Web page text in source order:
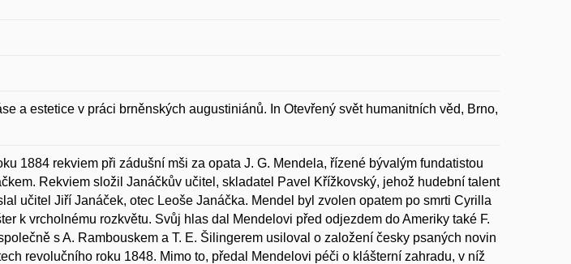
a estetice v práci brněnských augustiniánů. In Otevřený svět humanitních věd, Brno,
1884 rekviem při zádušní mši za opata J. G. Mendela, řízené bývalým fundatistou
Rekviem složil Janáčkův učitel, skladatel Pavel Křížkovský, jehož hudební talent
učitel Jiří Janáček, otec Leoše Janáčka. Mendel byl zvolen opatem po smrti Cyrilla
k vrcholnému rozkvětu. Svůj hlas dal Mendelovi před odjezdem do Ameriky také F.
s A. Rambouskem a T. E. Šilingerem usiloval o založení česky psaných novin
revolučního roku 1848. Mimo to, předal Mendelovi péči o klášterní zahradu, v níž